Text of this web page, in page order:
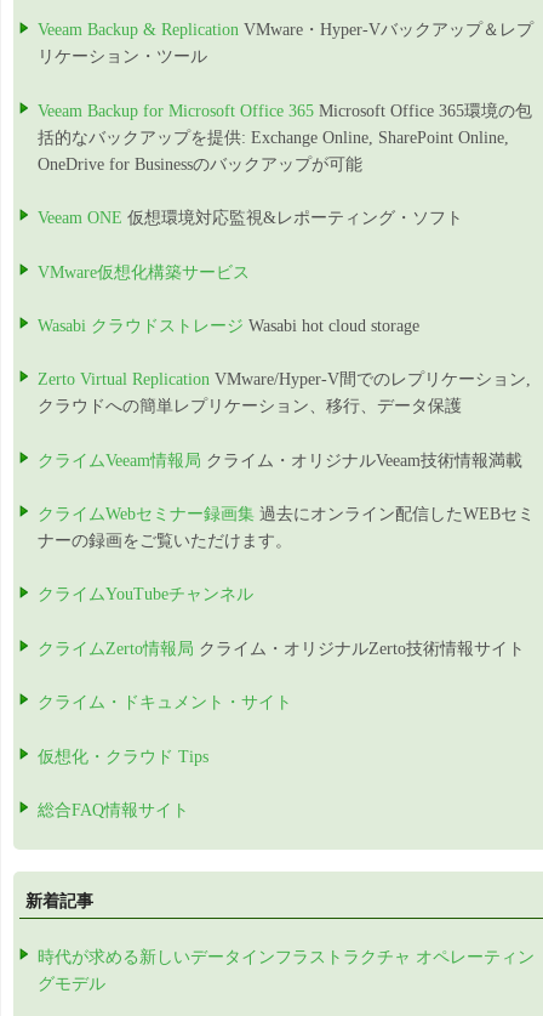
Veeam Backup & Replication VMware・Hyper-Vバックアップ＆レプ
リケーション・ツール
Veeam Backup for Microsoft Office 365 Microsoft Office 365環境の包
括的なバックアップを提供: Exchange Online, SharePoint Online,
OneDrive for Businessのバックアップが可能
Veeam ONE 仮想環境対応監視&レポーティング・ソフト
VMware仮想化構築サービス
Wasabi クラウドストレージ Wasabi hot cloud storage
Zerto Virtual Replication VMware/Hyper-V間でのレプリケーション,
クラウドへの簡単レプリケーション、移行、データ保護
クライムVeeam情報局 クライム・オリジナルVeeam技術情報満載
クライムWebセミナー録画集 過去にオンライン配信したWEBセミ
ナーの録画をご覧いただけます。
クライムYouTubeチャンネル
クライムZerto情報局 クライム・オリジナルZerto技術情報サイト
クライム・ドキュメント・サイト
仮想化・クラウド Tips
総合FAQ情報サイト
新着記事
時代が求める新しいデータインフラストラクチャ オペレーティン
グモデル